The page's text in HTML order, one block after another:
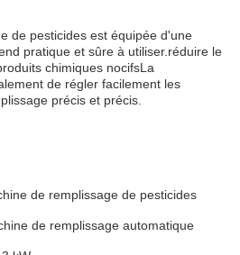
de pesticides est équipée d'une
pratique et sûre à utiliser.réduire le
chimiques nocifsLa
de régler facilement les
précis et précis.
de remplissage de pesticides
de remplissage automatique